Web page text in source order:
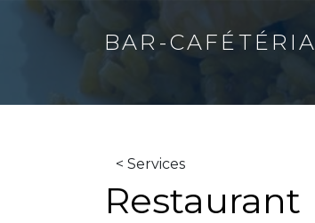
BAR-CAFÉTÉRIA
< Services
Restaurant